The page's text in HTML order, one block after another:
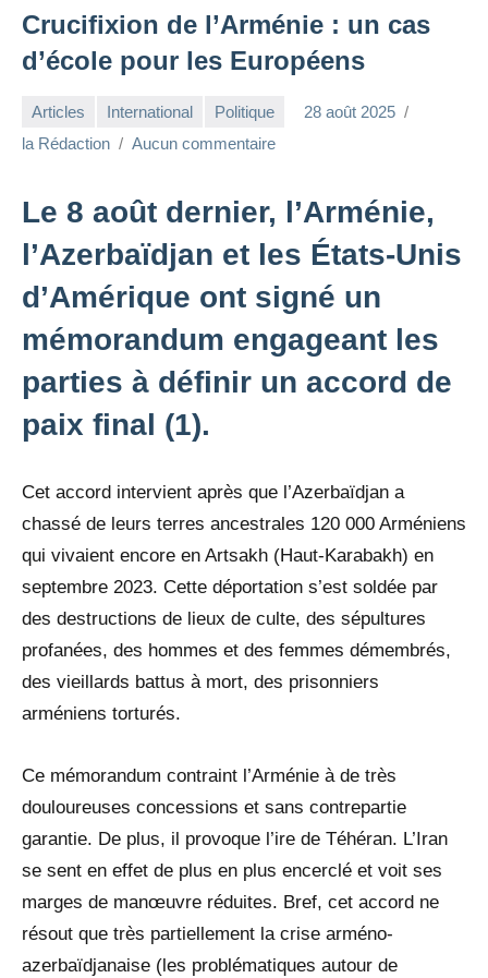
Crucifixion de l’Arménie : un cas
d’école pour les Européens
Articles International Politique
28 août 2025
la Rédaction
Aucun commentaire
Le 8 août dernier, l’Arménie,
l’Azerbaïdjan et les États-Unis
d’Amérique ont signé un
mémorandum engageant les
parties à définir un accord de
paix final (1).
Cet accord intervient après que l’Azerbaïdjan a
chassé de leurs terres ancestrales 120 000 Arméniens
qui vivaient encore en Artsakh (Haut-Karabakh) en
septembre 2023. Cette déportation s’est soldée par
des destructions de lieux de culte, des sépultures
profanées, des hommes et des femmes démembrés,
des vieillards battus à mort, des prisonniers
arméniens torturés.
Ce mémorandum contraint l’Arménie à de très
douloureuses concessions et sans contrepartie
garantie. De plus, il provoque l’ire de Téhéran. L’Iran
se sent en effet de plus en plus encerclé et voit ses
marges de manœuvre réduites. Bref, cet accord ne
résout que très partiellement la crise arméno-
azerbaïdjanaise (les problématiques autour de